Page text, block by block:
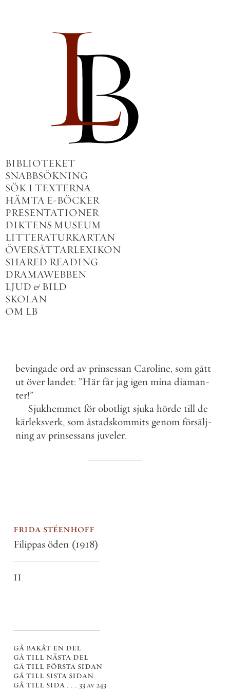
BIBLIOTEKET
SNABBSÖKNING
SÖK I TEXTERNA
HÄMTA E-BÖCKER
PRESENTATIONER
DIKTENS MUSEUM
LITTERATURKARTAN
ÖVERSÄTTARLEXIKON
SHARED READING
DRAMAWEBBEN
LJUD & BILD
SKOLAN
OM LB
bevingade ord av prinsessan Caroline, som gått
ut över landet: ”Här får jag igen mina diaman-
ter!”
Sjukhemmet för obotligt sjuka hörde till de
kärleksverk, som åstadskommits genom försälj-
ning av prinsessans juveler.
frida stéenhoff
Filippas öden (1918)
II
gå bakåt en del
gå till nästa del
gå till första sidan
gå till sista sidan
gå till sida . . . 33 av 243